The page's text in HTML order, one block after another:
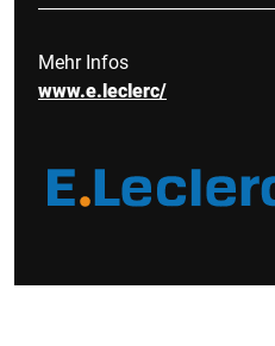
Mehr Infos
www.e.leclerc/